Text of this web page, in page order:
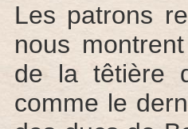
Les patrons
nous
de la têtière
comme le